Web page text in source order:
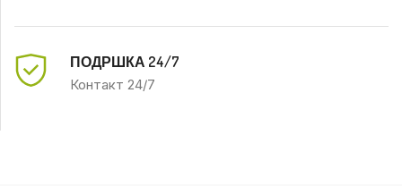
ПОДРШКА 24/7
Контакт 24/7